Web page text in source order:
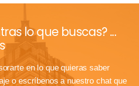
lo que buscas? ...
en lo que quieras saber
o escríbenos a nuestro chat que